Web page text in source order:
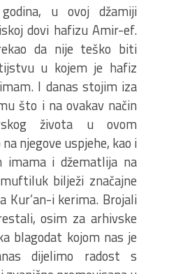
u ovoj džamiji
dovi hafizu Amir-ef.
da nije teško biti
u kojem je hafiz
I danas stojim iza
što i na ovakav način
života u ovom
njegove uspjehe, kao i
imama i džematlija na
bilježi značajne
i kerima. Brojali
osim za arhivske
blagodat kojom nas je
dijelimo radost s